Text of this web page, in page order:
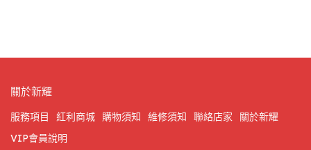
關於新耀
服務項目 紅利商城 購物須知 維修須知 聯絡店家
關於新耀
VIP會員說明